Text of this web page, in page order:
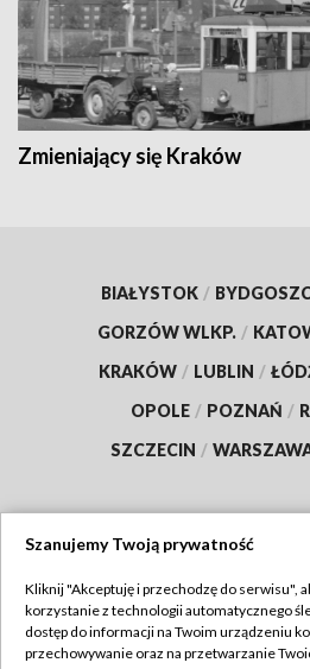
Zmieniający się Kraków
BIAŁYSTOK /
GORZÓW WLKP. /
KRAKÓW / LUBLIN /
OPOLE / POZNAŃ /
SZCZECIN /
TVP
Abonament TVP
Regulamin
Szanujemy Twoją prywatność
Kliknij "Akceptuję i przechodzę do serwisu",
korzystanie z technologii automatycznego
dostęp do informacji na Twoim urządzeniu
przechowywanie oraz na przetwarzanie